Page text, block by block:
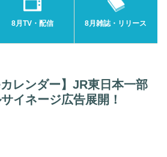
8月TV・配信 8月雑誌・リリース
レンダー】JR東日本一部
イネージ広告展開！